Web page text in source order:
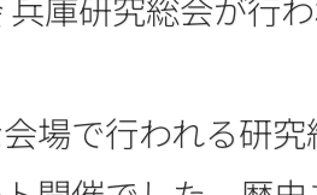
場で行われる研